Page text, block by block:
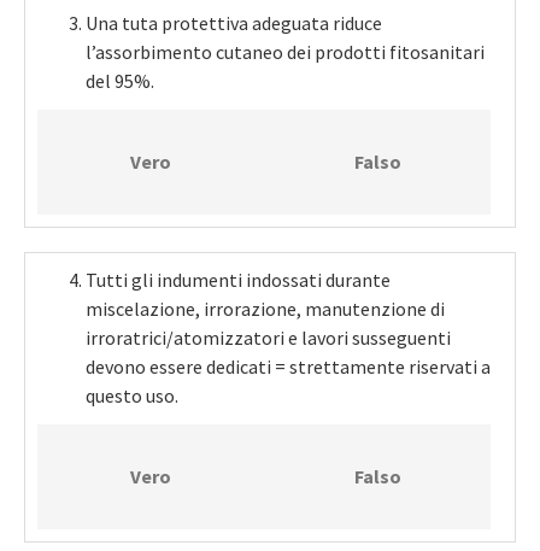
Una tuta protettiva adeguata riduce
l’assorbimento cutaneo dei prodotti fitosanitari
del 95%.
Vero Falso
Tutti gli indumenti indossati durante
miscelazione, irrorazione, manutenzione di
irroratrici/atomizzatori e lavori susseguenti
devono essere dedicati = strettamente riservati a
questo uso.
Vero Falso